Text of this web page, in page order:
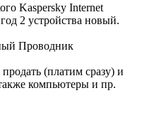
Kaspersky Internet
2 устройства новый.
Проводник
(платим сразу) и
компьютеры и пр.